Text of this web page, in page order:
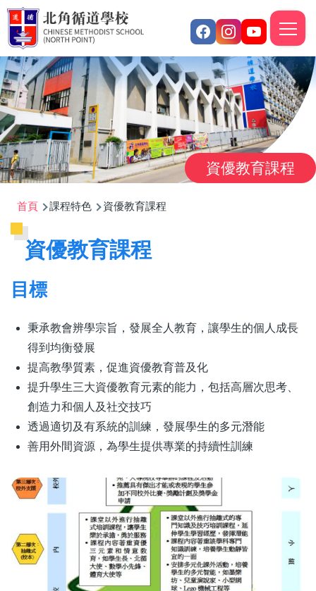
移至主內容
資優教育課程
導
航
連
首頁 課程特色 資優教育課程
資優教育課程
目標
秉承教會辨學宗旨，發展全人教育，讓學生的個人成長
得到均衡發展
提高教學質素，促進資優教育普及化
提升學生三大資優教育元素的能力，包括高層次思考、
創造力和個人及社交技巧
透過適切及有系統的訓練，發展學生的多元潛能
善用外間資源，為學生提供專業的持續性訓練